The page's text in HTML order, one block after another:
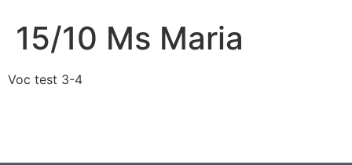
15/10 Ms Maria
Voc test 3-4